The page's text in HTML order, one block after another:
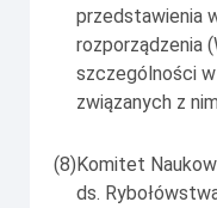
przedstawienia
rozporządzenia
szczególności
związanych z
(8)Komitet
ds.